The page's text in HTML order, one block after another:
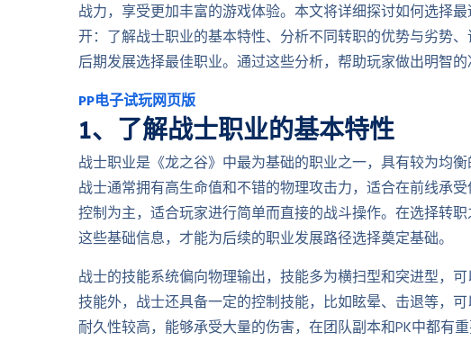
战力，享受更加丰富的游戏体验。本文将详细探讨如何选择
开：了解战士职业的基本特性、分析不同转职的优势与劣势
后期发展选择最佳职业。通过这些分析，帮助玩家做出明智
PP电子试玩网页版
1、了解战士职业的基本特性
战士职业是《龙之谷》中最为基础的职业之一，具有较为均
战士通常拥有高生命值和不错的物理攻击力，适合在前线承
控制为主，适合玩家进行简单而直接的战斗操作。在选择转
这些基础信息，才能为后续的职业发展路径选择奠定基础。
战士的技能系统偏向物理输出，技能多为横扫型和突进型，
技能外，战士还具备一定的控制技能，比如眩晕、击退等，
耐久性较高，能够承受大量的伤害，在团队副本和PK中都有